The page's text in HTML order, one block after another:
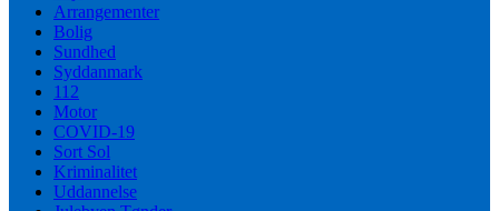
Arrangementer
Bolig
Sundhed
Syddanmark
112
Motor
COVID-19
Sort Sol
Kriminalitet
Uddannelse